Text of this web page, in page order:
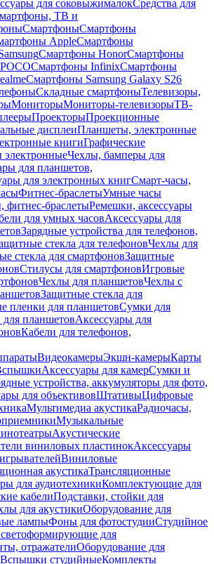
для соковыжималокСредства для
ТВ и
СмартфоныСмартфоны
AppleСмартфоны
Смартфоны HonorСмартфоны
Смартфоны InfinixСмартфоны
Смартфоны Samsung Galaxy S26
Складные смартфоныТелевизоры,
МониторыМониторы-телевизорыТВ-
ПроекторыПроекционные
дисплеиПланшеты, электронные
книгиГрафические
электронныеЧехлы, бамперы для
для планшетов,
для электронных книгСмарт-часы,
Фитнес-браслетыУмные часы
фитнес-браслетыРемешки, аксессуары
для умных часовАксессуары для
Зарядные устройства для телефонов,
стекла для телефоновЧехлы для
стекла для смартфоновЗащитные
Стилусы для смартфоновИгровые
Чехлы для планшетовЧехлы с
Защитные стекла для
пленки для планшетовСумки для
планшетовАксессуары для
Кабели для телефонов,
ВидеокамерыЭкшн-камерыКарты
Аксессуары для камерСумки и
устройства, аккумуляторы для фото,
для объективовШтативыЦифровые
Мультимедиа акустикаРадиочасы,
Музыкальные
Акустические
виниловых пластинокАксессуары
Виниловые
акустикаТрансляционные
для аудиотехникиКомплектующие для
кабелиПодставки, стойки для
для акустикиОборудование для
лампыФоны для фотостудииСтудийное
для
отражателиОборудование для
Вспышки студийныеКомплекты